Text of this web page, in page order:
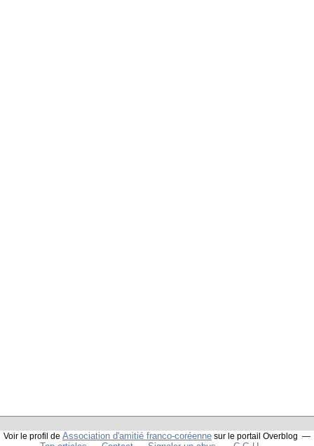
Voir le profil de Association d'amitié franco-coréenne sur le portail Overblog